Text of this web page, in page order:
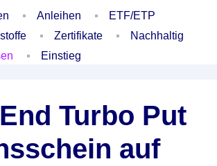
Anleihen
ETF/ETP
Zertifikate
Nachhaltig
Einstieg
Turbo Put
auf